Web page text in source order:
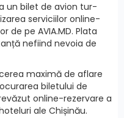
un bilet de avion tur-
serviciilor online-
de pe AVIA.MD. Plata
nefiind nevoia de
maximă de aflare
biletului de
online-rezervare a
ale Chișinău.